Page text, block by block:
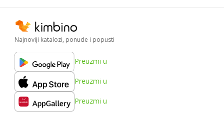
Najnoviji katalozi, ponude i popusti
Preuzmi u
Preuzmi u
Preuzmi u